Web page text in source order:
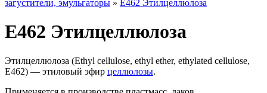
загустители, эмульгаторы » E462 Этилцеллюлоза
E462 Этилцеллюлоза
Этилцеллюлоза (Ethyl cellulose, ethyl ether, ethylated cellulose,
E462) — этиловый эфир целлюлозы.